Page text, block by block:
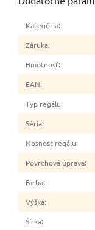
Kategória:
Záruka:
Hmotnosť:
EAN:
Typ regálu:
Séria:
Nosnosť regálu:
Povrchová úprava:
Farba:
Výška:
Šírka: